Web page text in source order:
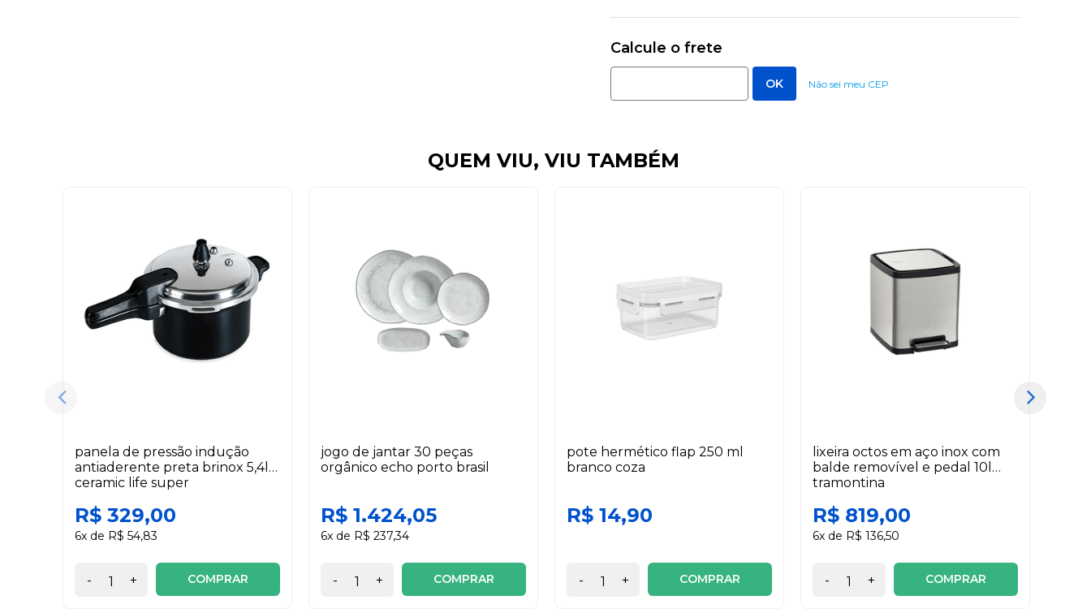
Não sei meu CEP
QUEM VIU, VIU TAMBÉM
panela de pressão indução
antiaderente preta brinox 5,4l
ceramic life super
R$ 329,00
6x de R$ 54,83
- + COMPRAR
jogo de jantar 30 peças
orgânico echo porto brasil
R$ 1.424,05
6x de R$ 237,34
- + COMPRAR
pote hermético flap 250 ml
branco coza
R$ 14,90
- + COMPRAR
lixeira octos em aço inox com
balde removível e pedal 10l
tramontina
R$ 819,00
6x de R$ 136,50
- + COMPRAR